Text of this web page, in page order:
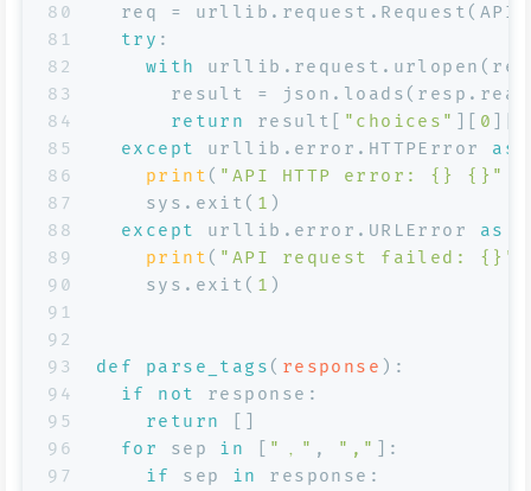
80
81
82
83
84
85
86
87
88
89
90
91
92
93
94
95
96
97
req =
try :
with
result =
return
result[ "choices" 0
except
urllib.error.HTTPError as
print ( "API HTTP error: {} {}"
    sys.exit(
1 )
except
urllib.error.URLError as
print ( "API request failed: {}"
    sys.exit(
1 )
def parse_tags ( response ):
if
not
response:
return
for
sep in "，" , ","
]:
if
sep in
response: